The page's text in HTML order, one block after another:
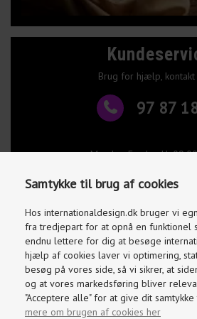
Samtykke til brug af cookies
Hos internationaldesign.dk bruger vi
fra tredjepart for at opnå en funktionel
endnu lettere for dig at besøge
hjælp af cookies laver vi optimering,
besøg på vores side, så vi sikrer, at
og at vores markedsføring bliver
"Acceptere alle" for at give dit
mere om brugen af cookies her
Brug for hjælp, kontakt
97 87
Mandag-Fredag kl.